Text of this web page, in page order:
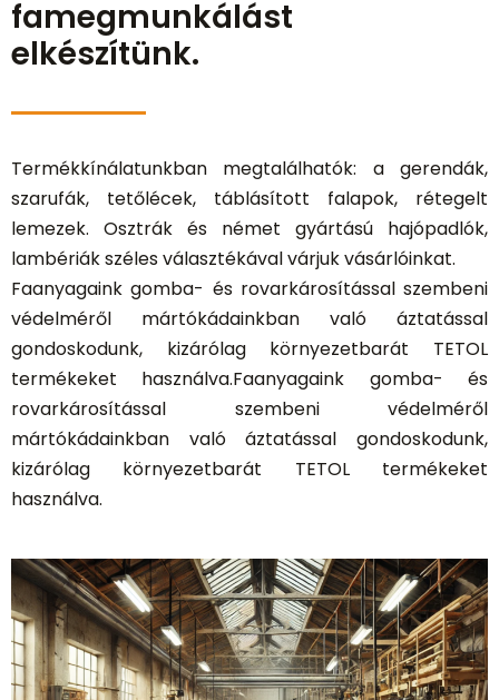
famegmunkálást
elkészítünk.
Termékkínálatunkban megtalálhatók: a gerendák,
szarufák, tetőlécek, táblásított falapok, rétegelt
lemezek. Osztrák és német gyártású hajópadlók,
lambériák széles választékával várjuk vásárlóinkat.
Faanyagaink gomba- és rovarkárosítással szembeni
védelméről mártókádainkban való áztatással
gondoskodunk, kizárólag környezetbarát TETOL
termékeket használva.Faanyagaink gomba- és
rovarkárosítással szembeni védelméről
mártókádainkban való áztatással gondoskodunk,
kizárólag környezetbarát TETOL termékeket
használva.